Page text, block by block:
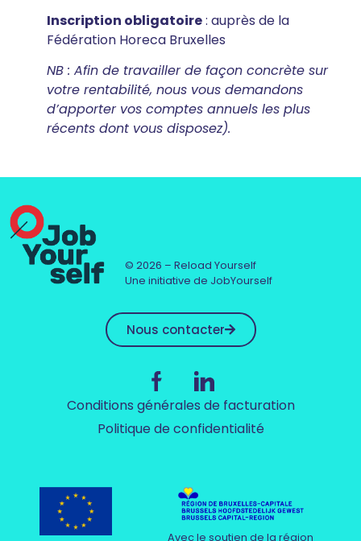
Inscription obligatoire: auprès de la
Fédération Horeca Bruxelles
NB : Afin de travailler de façon concrète sur
votre rentabilité, nous vous demandons
d’apporter vos comptes annuels les plus
récents dont vous disposez).
© 2026 – Reload Yourself
Une initiative de JobYourself
Nous contacter
Avec le soutien de la région
Conditions générales de facturation
Politique de confidentialité